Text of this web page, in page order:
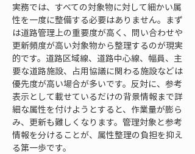
実務では、すべての対象物に対して細かい属
性を一度に整備する必要はありません。まず
は道路管理上の重要度が高く、問い合わせや
更新頻度が高い対象物から整理するのが現実
的です。道路区域線、道路中心線、幅員、主
要な道路施設、占用協議に関わる施設などは
優先度が高い場合が多いです。反対に、参考
表示として載せているだけの背景情報まで詳
細な属性を付けようとすると、作業量が膨ら
み、更新も難しくなります。管理対象と参考
情報を分けることが、属性整理の負担を抑え
る第一歩です。